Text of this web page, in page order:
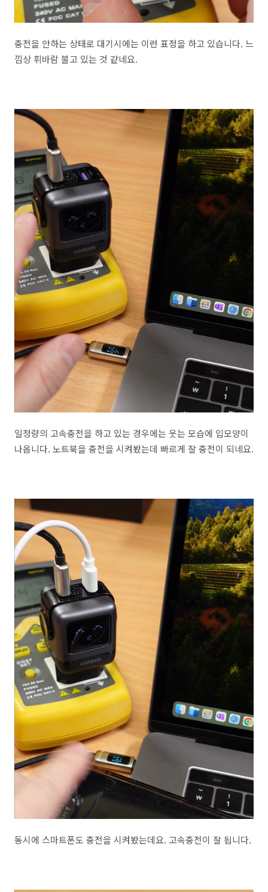
충전을 안하는 상태로 대기시에는 이런 표정을 하고 있습니다. 느
낌상 휘바람 불고 있는 것 같네요.
일정량의 고속충전을 하고 있는 경우에는 웃는 모습에 입모양이
나옵니다. 노트북을 충전을 시켜봤는데 빠르게 잘 충전이 되네요.
동시에 스마트폰도 충전을 시켜봤는데요. 고속충전이 잘 됩니다.